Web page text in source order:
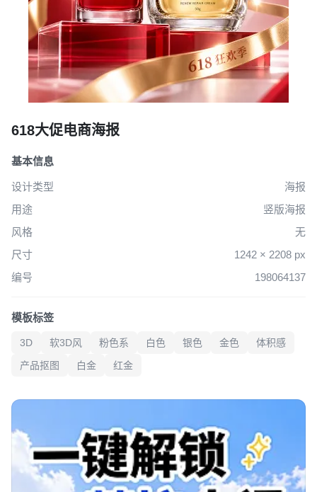
618大促电商海报
创作 海报 竖版海报
基本信息
设计类型
海报
用途
竖版海报
风格
无
尺寸
1242 × 2208 px
编号
198064137
模板标签
3D 软3D风 粉色系 白色 银色 金色
体积感
产品抠图
白金 红金